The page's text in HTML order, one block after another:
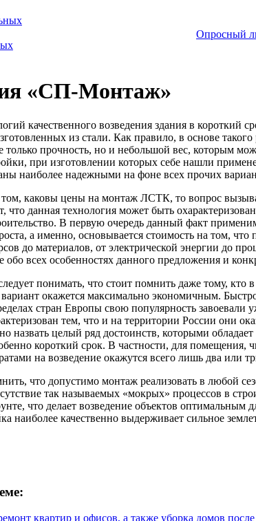
Опросный
«СП-Монтаж»
качественного возведения здания в короткий
из стали. Как правило, в основе
только прочность, но и небольшой вес, которым
при изготовлении которых себе нашли
наиболее надежными на фоне всех прочих
том, каковы цены на монтаж ЛСТК, то вопрос
что данная технология может быть
В первую очередь данный факт
а именно, основывается стоимость на том,
до материалов, от электрической энергии до
обо всех особенностях данного предложения и
понимать, что стоит помнить даже тому, кто
окажется максимально экономичным.
стран Европы свою популярность
тем, что и на территории России они
назвать целый ряд достоинств, которыми
короткий срок. В частности, для
на возведение окажутся всего лишь два или
что допустимо монтаж реализовать в любой
так называемых «мокрых» процессов в
что делает возведение объектов
наиболее качественно выдерживает сильное
квартир и офисов, а также уборка домов после